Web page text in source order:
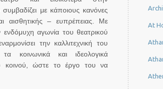
συμβαδίζει με κάποιους κανόνες
αισθητικής – ευπρέπειας. Με
ενδόμυχη αγωνία του θεατρικού
την καλλιτεχνική του
κοινωνικά και ιδεολογικά
κοινού, ώστε το έργο του να
At